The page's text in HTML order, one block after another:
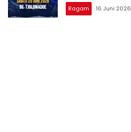
Ragam 16 Juni 2026